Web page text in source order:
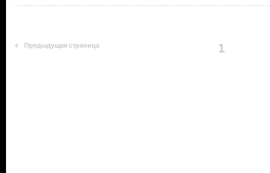
Предыдущая страница 1